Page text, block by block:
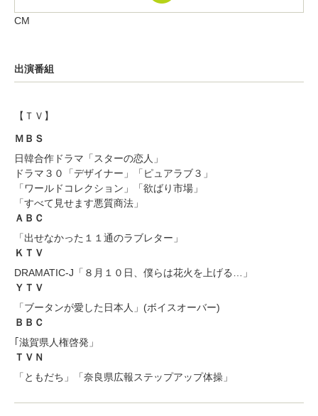
CM
出演番組
【ＴＶ】
ＭＢＳ
日韓合作ドラマ「スターの恋人」
ドラマ３０「デザイナー」「ピュアラブ３」
「ワールドコレクション」「欲ばり市場」
「すべて見せます悪質商法」
ＡＢＣ
「出せなかった１１通のラブレター」
ＫＴＶ
DRAMATIC-J「８月１０日、僕らは花火を上げる…」
ＹＴＶ
「ブータンが愛した日本人」(ボイスオーバー)
ＢＢＣ
｢滋賀県人権啓発」
ＴＶＮ
「ともだち」「奈良県広報ステップアップ体操」